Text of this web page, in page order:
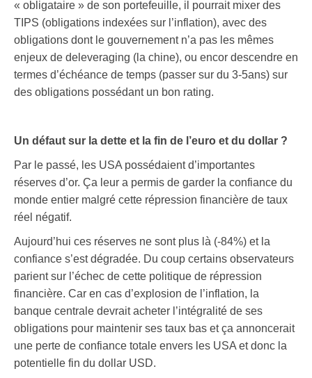
« obligataire » de son portefeuille, il pourrait mixer des
TIPS (obligations indexées sur l’inflation), avec des
obligations dont le gouvernement n’a pas les mêmes
enjeux de deleveraging (la chine), ou encor descendre en
termes d’échéance de temps (passer sur du 3-5ans) sur
des obligations possédant un bon rating.
Un défaut sur la dette et la fin de l’euro et du dollar ?
Par le passé, les USA possédaient d’importantes
réserves d’or. Ça leur a permis de garder la confiance du
monde entier malgré cette répression financière de taux
réel négatif.
Aujourd’hui ces réserves ne sont plus là (-84%) et la
confiance s’est dégradée. Du coup certains observateurs
parient sur l’échec de cette politique de répression
financière. Car en cas d’explosion de l’inflation, la
banque centrale devrait acheter l’intégralité de ses
obligations pour maintenir ses taux bas et ça annoncerait
une perte de confiance totale envers les USA et donc la
potentielle fin du dollar USD.